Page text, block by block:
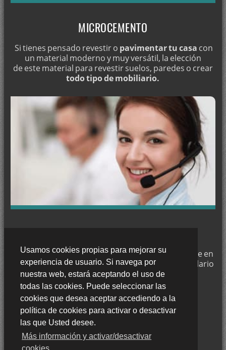
Usamos cookies propias para mejorar su
experiencia de usuario. Si navega por
nuestra web, estará aceptando el uso de
todas las cookies. Puede seleccionar las
cookies que desea aceptar accediendo a la
política de cookies para activar o desactivar
las que Usted desee.
Más información y activar/desactivar
Pintar en Castilléjar
Pintar en Castillo de Tajarja
Pintar en Motril
Pintar en Maracena
Pintar en Las Gabias
Pintar en Guadix
Pintar en La Zubia
Pintar en Santa Fe
Pintar en Salobreña
Pintar en Pinos Puente
Pintar en Íllora
Pintar en Vegas del Genil
Pintar en Huétor-Tájar
Pintar en El Padul
Decorador en Cenes de la Vega
MICROCEMENTO
Si tienes pensado revestir o pavimentar tu casa con
un material moderno y muy versátil, la elección
de este material para revestir suelos, paredes o crear
todo tipo de mobiliario.
Trabajamos enGranaday si desea puede ponerse en
contacto con nosotros a través de nuestro formulario
de contacto o llámenos al:
635 476 599